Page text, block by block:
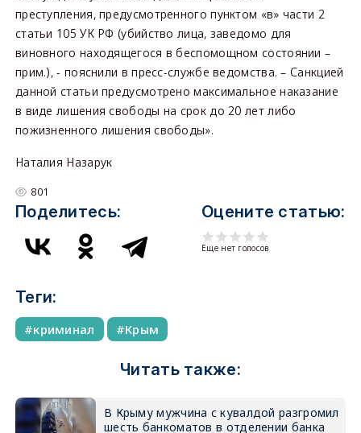
преступления, предусмотренного пунктом «в» части 2
статьи 105 УК РФ (убийство лица, заведомо для
виновного находящегося в беспомощном состоянии –
прим.), - пояснили в пресс-службе ведомства. – Санкцией
данной статьи предусмотрено максимальное наказание
в виде лишения свободы на срок до 20 лет либо
пожизненного лишения свободы».
Наталия Назарук
801
Поделитесь: Оцените статью:
Еще нет голосов
Теги:
криминал Крым
Читать также:
В Крыму мужчина с кувалдой разгромил
шесть банкоматов в отделении банка